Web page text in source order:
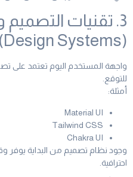
3. تقنيات
(Design Systems)
واجهة المستخدم اليوم تعتمد على
للتوقع.
أمثلة:
Material UI
Tailwind CSS
Chakra UI
وجود نظام تصميم من البداية يوفر
احترافية.